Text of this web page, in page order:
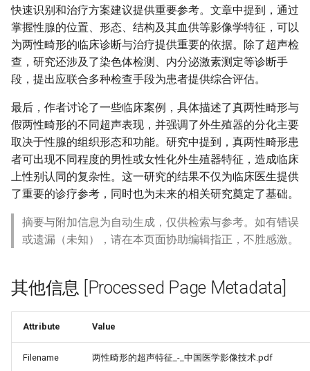
快速识别和治疗方案建议提供重要参考。文章中提到，通过
掌握性腺的位置、形态、结构及其血供等影像学特征，可以
为两性畸形的临床诊断与治疗提供重要的依据。除了超声检
查，研究还涉及了染色体检测、内分泌激素测定等诊断手
段，提出应联合多种检查手段为患者提供综合评估。
最后，作者讨论了一些临床案例，具体描述了真两性畸形与
假两性畸形的不同超声表现，并强调了外生殖器的分化主要
取决于性腺的组织形态和功能。研究中提到，真两性畸形患
者可出现不同程度的男性或女性化外生殖器特征，造成临床
上性别认同的复杂性。这一研究的结果不仅为临床医生提供
了重要的诊疗参考，同时也为未来的相关研究奠定了基础。
摘要与附加信息为自动生成，仅供检索与参考。如有错误
或遗漏（未知），请在本页面协助编辑指正，不胜感激。
其他信息 [Processed Page Metadata]
Attribute Value
Filename 两性畸形的超声特征_-_中国医学影像技术.pdf